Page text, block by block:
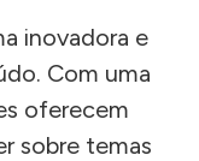
inovadora e
Com uma
oferecem
sobre temas